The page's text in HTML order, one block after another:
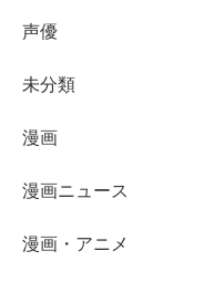
声優
未分類
漫画
漫画ニュース
漫画・アニメ